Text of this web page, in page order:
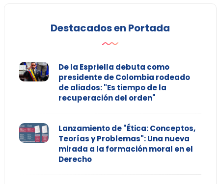
Destacados en Portada
De la Espriella debuta como
presidente de Colombia rodeado
de aliados: "Es tiempo de la
recuperación del orden"
Lanzamiento de "Ética: Conceptos,
Teorías y Problemas": Una nueva
mirada a la formación moral en el
Derecho